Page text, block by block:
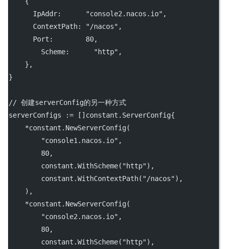
      IpAddr:
"console2.nacos.io" ,
      ContextPath:
"/nacos" ,
      Port:
80,
        Scheme:
"http" ,
    },
}
// 创建serverConfig的另一种方式
serverConfigs
:= []constant.ServerConfig{
*constant. NewServerConfig(
"console1.nacos.io" ,
80,
        constant.
WithScheme( "http"),
        constant.
WithContextPath( "/nacos"),
    ),
*constant. NewServerConfig(
"console2.nacos.io" ,
80,
        constant.
WithScheme( "http"),